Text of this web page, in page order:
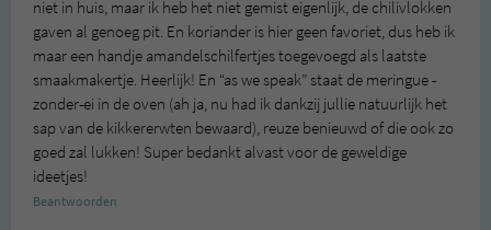
niet in huis, maar ik heb het niet gemist eigenlijk, de chilivlokken
gaven al genoeg pit. En koriander is hier geen favoriet, dus heb ik
maar een handje amandelschilfertjes toegevoegd als laatste
smaakmakertje. Heerlijk! En “as we speak” staat de meringue -
zonder-ei in de oven (ah ja, nu had ik dankzij jullie natuurlijk het
sap van de kikkererwten bewaard), reuze benieuwd of die ook zo
goed zal lukken! Super bedankt alvast voor de geweldige
ideetjes!
Beantwoorden